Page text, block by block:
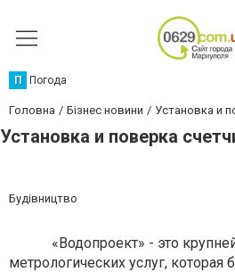
П Погода
Головна Бізнес новини Установка и
Установка и поверка
Будівництво
«Водопроект» - это
метрологических услуг, которая